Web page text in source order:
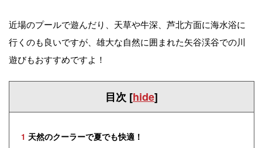
近場のプールで遊んだり、天草や牛深、芦北方面に海水浴に
行くのも良いですが、雄大な自然に囲まれた矢谷渓谷での川
遊びもおすすめですよ！
目次 [hide]
1 天然のクーラーで夏でも快適！